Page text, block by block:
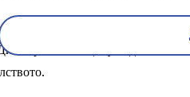
оценува дека со